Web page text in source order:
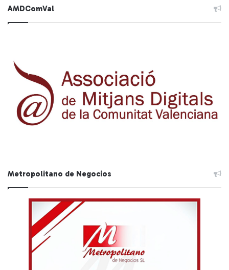
AMDComVal
Metropolitano de Negocios